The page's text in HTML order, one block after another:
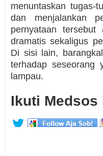
menuntaskan tugas-
dan menjalankan
pernyataan tersebut
dramatis sekaligus
Di sisi lain,
terhadap seseorang
lampau.
Ikuti Medsos